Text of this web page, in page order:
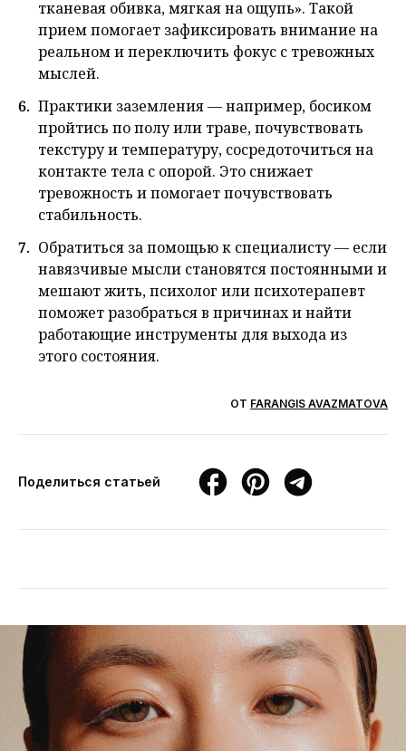
тканевая обивка, мягкая на ощупь». Такой
прием помогает зафиксировать внимание на
реальном и переключить фокус с тревожных
мыслей.
Практики заземления — например, босиком
пройтись по полу или траве, почувствовать
текстуру и температуру, сосредоточиться на
контакте тела с опорой. Это снижает
тревожность и помогает почувствовать
стабильность.
Обратиться за помощью к специалисту — если
навязчивые мысли становятся постоянными и
мешают жить, психолог или психотерапевт
поможет разобраться в причинах и найти
работающие инструменты для выхода из
этого состояния.
ОТ FARANGIS AVAZMATOVA
Поделиться статьей